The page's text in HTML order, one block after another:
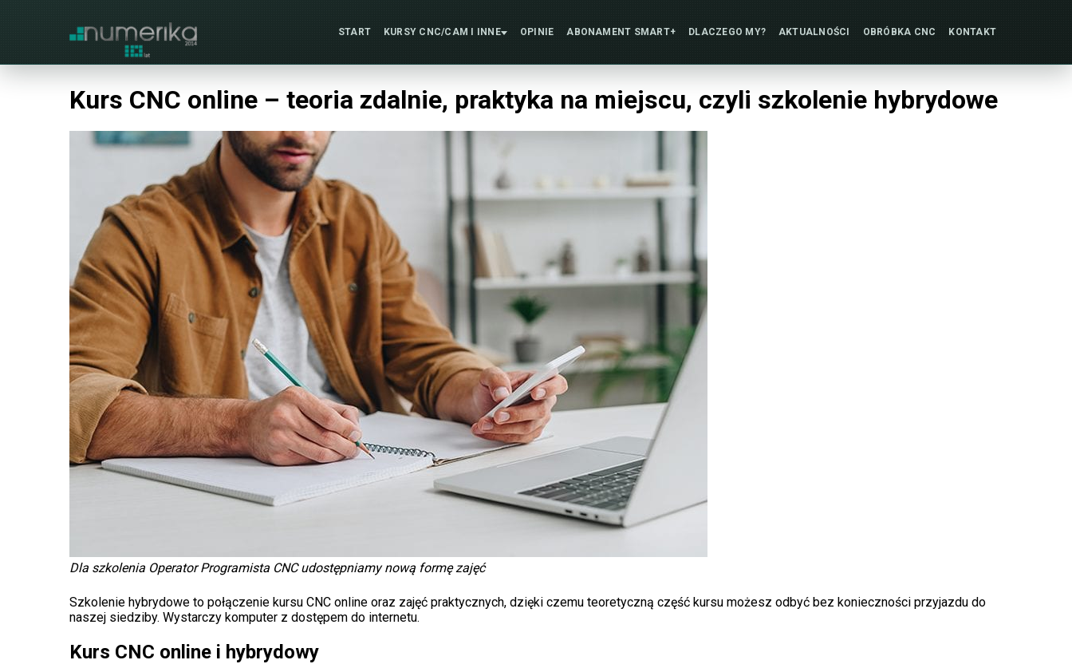
START KURSY CNC/CAM I INNE OPINIE ABONAMENT SMART+ DLACZEGO MY? AKTUALNOŚCI OBRÓBKA CNC KONTAKT
Kurs CNC online – teoria zdalnie, praktyka na miejscu, czyli szkolenie hybrydowe
Dla szkolenia Operator Programista CNC udostępniamy nową formę zajęć
Szkolenie hybrydowe to połączenie kursu CNC online oraz zajęć praktycznych, dzięki czemu teoretyczną część kursu możesz odbyć bez konieczności przyjazdu do
naszej siedziby. Wystarczy komputer z dostępem do internetu.
Kurs CNC online i hybrydowy